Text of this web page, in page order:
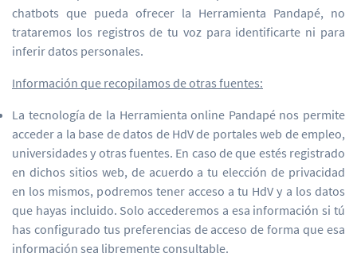
chatbots que pueda ofrecer la Herramienta Pandapé, no
trataremos los registros de tu voz para identificarte ni para
inferir datos personales.
Información que recopilamos de otras fuentes:
La tecnología de la Herramienta online Pandapé nos permite
acceder a la base de datos de HdV de portales web de empleo,
universidades y otras fuentes. En caso de que estés registrado
en dichos sitios web, de acuerdo a tu elección de privacidad
en los mismos, podremos tener acceso a tu HdV y a los datos
que hayas incluido. Solo accederemos a esa información si tú
has configurado tus preferencias de acceso de forma que esa
información sea libremente consultable.